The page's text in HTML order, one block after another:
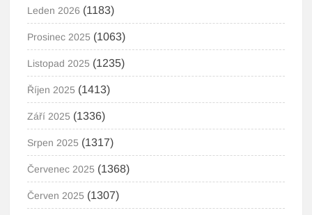
Leden 2026 (1183)
Prosinec 2025 (1063)
Listopad 2025 (1235)
Říjen 2025 (1413)
Září 2025 (1336)
Srpen 2025 (1317)
Červenec 2025 (1368)
Červen 2025 (1307)